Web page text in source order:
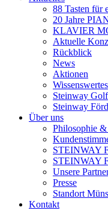
88 Tasten für
20 Jahre
KLAVIER
Aktuelle
Rückblick
News
Aktionen
Wissenswertes
Steinway
Steinway
Über uns
Philosophie &
STEINWAY
STEINWAY
Unsere
Presse
Standort
Kontakt